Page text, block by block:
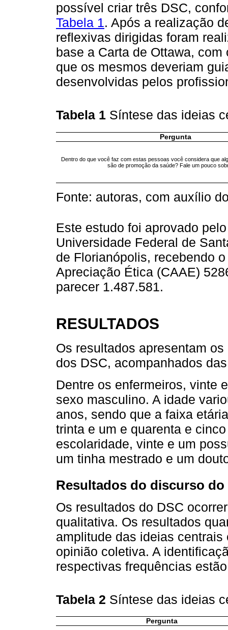
possível criar três DSC,
Tabela 1. Após a realização
reflexivas dirigidas foram
base a Carta de Ottawa,
que os mesmos deveriam
desenvolvidas pelos
Tabela 1 Síntese das ideias
Pergunta
Dentro do que você faz com estas pessoas você considera que
são de promoção da saúde? Fale um pouco
Fonte: autoras, com auxílio
Este estudo foi aprovado
Universidade Federal de
de Florianópolis, recebendo
Apreciação Ética (CAAE)
parecer 1.487.581.
RESULTADOS
Os resultados apresentam
dos DSC, acompanhados
Dentre os enfermeiros, vinte
sexo masculino. A idade
anos, sendo que a faixa
trinta e um e quarenta e
escolaridade, vinte e um
um tinha mestrado e um
Resultados do discurso
Os resultados do DSC
qualitativa. Os resultados
amplitude das ideias
opinião coletiva. A
respectivas frequências
Tabela 2 Síntese das ideias
Pergunta